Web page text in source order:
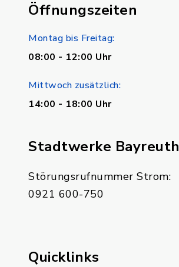
Öffnungszeiten
Montag bis Freitag:
08:00 - 12:00 Uhr
Mittwoch zusätzlich:
14:00 - 18:00 Uhr
Stadtwerke Bayreuth
Störungsrufnummer Strom:
0921 600-750
Quicklinks